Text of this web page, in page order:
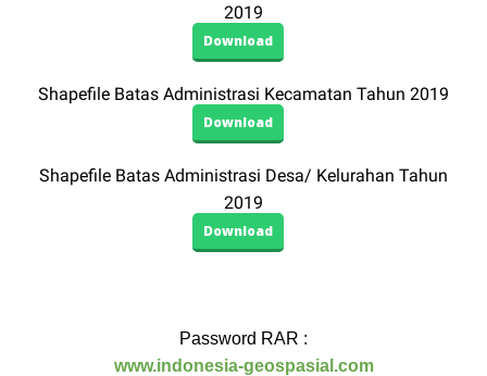
2019
Download
Shapefile Batas Administrasi Kecamatan Tahun 2019
Download
Shapefile Batas Administrasi Desa/ Kelurahan Tahun
2019
Download
Password RAR :
www.indonesia-geospasial.com